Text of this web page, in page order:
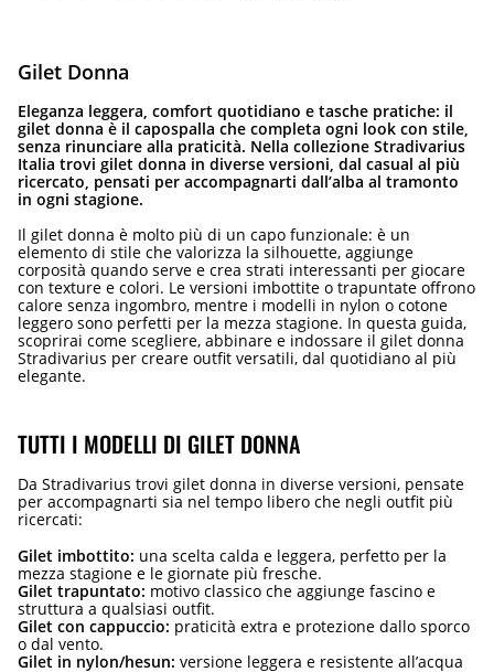
Gilet Donna
Eleganza leggera, comfort quotidiano e tasche pratiche: il
gilet donna è il capospalla che completa ogni look con stile,
senza rinunciare alla praticità. Nella collezione Stradivarius
Italia trovi gilet donna in diverse versioni, dal casual al più
ricercato, pensati per accompagnarti dall’alba al tramonto
in ogni stagione.
Il gilet donna è molto più di un capo funzionale: è un
elemento di stile che valorizza la silhouette, aggiunge
corposità quando serve e crea strati interessanti per giocare
con texture e colori. Le versioni imbottite o trapuntate offrono
calore senza ingombro, mentre i modelli in nylon o cotone
leggero sono perfetti per la mezza stagione. In questa guida,
scoprirai come scegliere, abbinare e indossare il gilet donna
Stradivarius per creare outfit versatili, dal quotidiano al più
elegante.
TUTTI I MODELLI DI GILET DONNA
Da Stradivarius trovi gilet donna in diverse versioni, pensate
per accompagnarti sia nel tempo libero che negli outfit più
ricercati:
Gilet imbottito: una scelta calda e leggera, perfetto per la
mezza stagione e le giornate più fresche.
Gilet trapuntato: motivo classico che aggiunge fascino e
struttura a qualsiasi outfit.
Gilet con cappuccio: praticità extra e protezione dallo sporco
o dal vento.
Gilet in nylon/hesun: versione leggera e resistente all’acqua